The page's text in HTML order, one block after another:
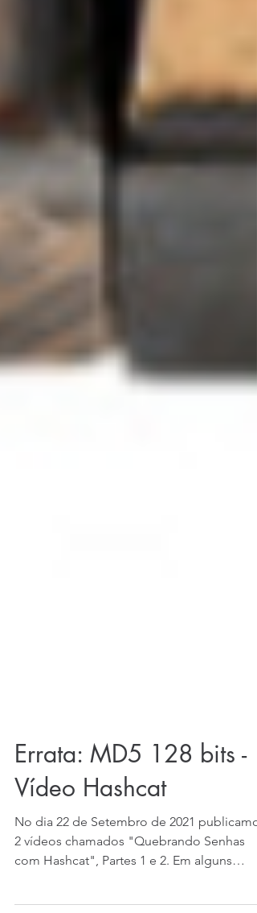
Errata: MD5 128 bits -
Vídeo Hashcat
No dia 22 de Setembro de 2021
2 vídeos chamados "Quebrando Senhas